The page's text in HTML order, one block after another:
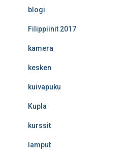
blogi
Filippiinit 2017
kamera
kesken
kuivapuku
Kupla
kurssit
lamput